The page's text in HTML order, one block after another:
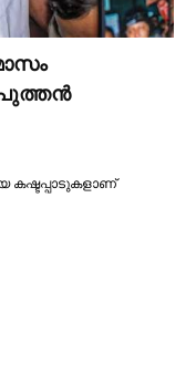
പുത്തന്‍
കഷ്ടപ്പാടുകളാണ്